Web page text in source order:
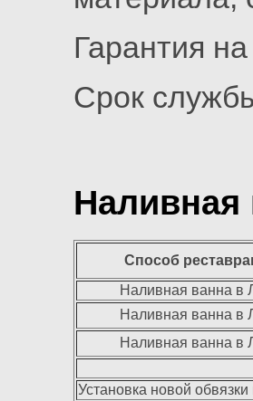
Гарантия
Срок
Наливная
Способ
Наливная ванна в
Наливная ванна в
Наливная ванна в
Установка новой